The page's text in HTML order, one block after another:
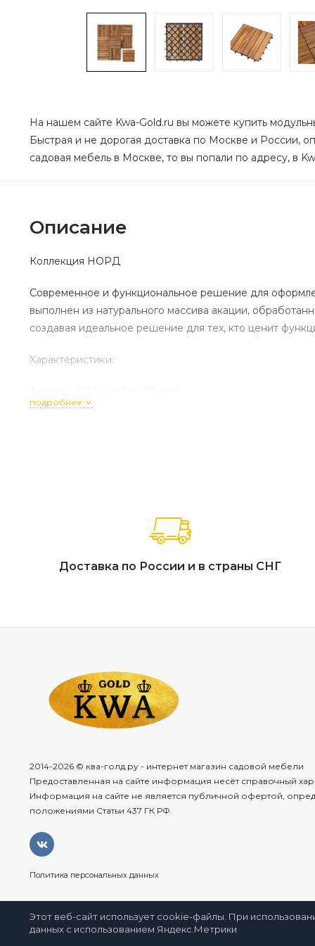
На нашем сайте Kwa-Gold.ru вы можете купить
Быстрая и не дорогая доставка по Москве и России,
садовая мебель в Москве, то вы попали по адресу, в
Описание
Коллекция НОРД
Современное и функциональное решение для
выполнен из натурального массива акации,
создавая идеальное решение для тех, кто ценит
Характеристики:
Габариты одного модуля (ДхШхВ): 30 x 30 x 3 см
покрытий любой формы и площади, устойчивость к
Страна производства: Вьетнам.
подробнее
Доставка по России и в страны СНГ
2014-2026 © ква-голд.ру - интернет магазин садовой мебели
Предоставленная на сайте информация несёт справочный
Информация на сайте не является публичной офертой,
положениями Статьи 437 ГК РФ.
Политика персональных данных
Этот веб-сайт использует cookie-файлы. При
данных с использованием Яндекс.Метрики